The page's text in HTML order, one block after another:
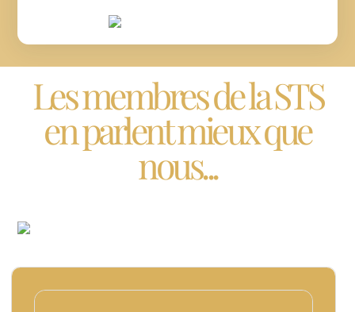
Les membres de la STS
en parlent mieux que
nous...